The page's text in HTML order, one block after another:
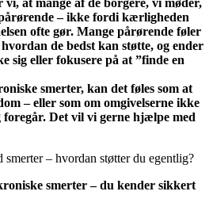
– ikke fordi kærligheden
ofte gør. Mange pårørende føler
de bedst kan støtte, og ender
sig eller fokusere på at ”finde en
smerter, kan det føles som at
– eller som om omgivelserne ikke
Det vil vi gerne hjælpe med
– hvordan støtter du egentlig?
smerter – du kender sikkert